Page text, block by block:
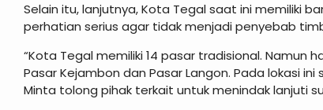
Selain itu, lanjutnya, Kota Tegal saat ini memiliki
perhatian serius agar tidak menjadi penyebab
“Kota Tegal memiliki 14 pasar tradisional. Namun
Pasar Kejambon dan Pasar Langon. Pada lokasi
Minta tolong pihak terkait untuk menindak lanjuti